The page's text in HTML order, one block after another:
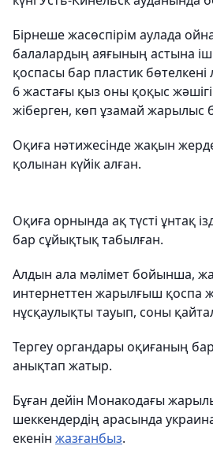
Бірнеше жасөспірім аулада
балалардың аяғының астына
қоспасы бар пластик
6 жастағы қыз оны қоқыс
жіберген, көп ұзамай жарылыс
Оқиға нәтижесінде жақын
қолынан күйік алған.
Оқиға орнында ақ түсті ұнтақ
бар сұйықтық табылған.
Алдын ала мәлімет бойынша,
интернеттен жарылғыш қоспа
нұсқаулықты тауып, соны
Тергеу органдары оқиғаның
анықтап жатыр.
Бұған дейін Монакодағы
шеккендердің арасында
екенін жазғанбыз.